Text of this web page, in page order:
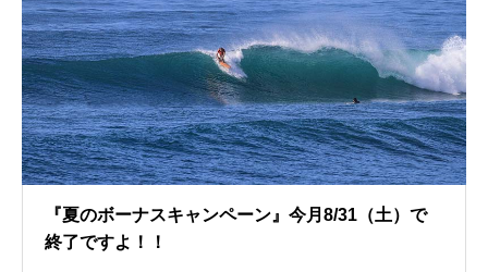
『夏のボーナスキャンペーン』今月8/31（土）で
終了ですよ！！